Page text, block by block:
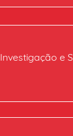
e